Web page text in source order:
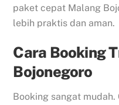
paket cepat Malang
lebih praktis dan aman.
Cara Booking
Bojonegoro
Booking sangat